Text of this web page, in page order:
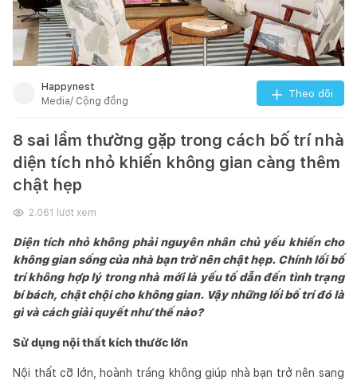
Happynest
Media/ Cộng đồng
Theo dõi
8 sai lầm thường gặp trong cách bố trí nhà
diện tích nhỏ khiến không gian càng thêm
chật hẹp
2.061 lượt xem
Diện tích nhỏ không phải nguyên nhân chủ yếu khiến cho
không gian sống của nhà bạn trở nên chật hẹp. Chính lối bố
trí không hợp lý trong nhà mới là yếu tố dẫn đến tình trạng
bí bách, chật chội cho không gian. Vậy những lối bố trí đó là
gì và cách giải quyết như thế nào?
Sử dụng nội thất kích thước lớn
Nội thất cỡ lớn, hoành tráng không giúp nhà bạn trở nên sang